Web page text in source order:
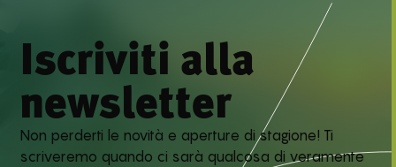
Iscriviti alla
newsletter
Non perderti le novità e aperture di stagione! Ti
scriveremo quando ci sarà qualcosa di veramente